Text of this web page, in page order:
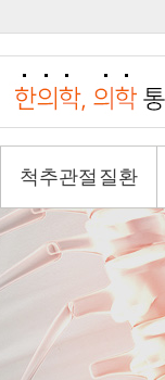
척추관절질환
목·허리디스크
일자목
척추관협착증
전방척추전위증
척추측만증